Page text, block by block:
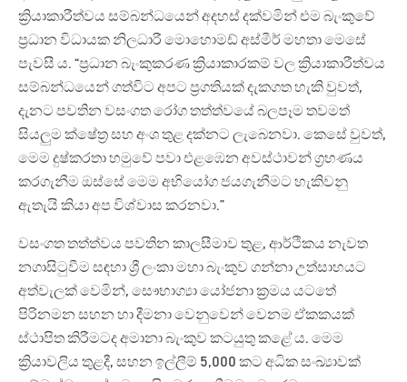
ක්‍රියාකාරීත්වය සම්බන්ධයෙන් අදහස් දක්වමින් එම බැංකුවේ
ප්‍රධාන විධායක නිලධාරී මොහොමඩ් අස්මීර් මහතා මෙසේ
පැවසී ය. “ප්‍රධාන බැංකුකරණ ක්‍රියාකාරකම් වල ක්‍රියාකාරීත්වය
සම්බන්ධයෙන් ගත්විට අපට ප්‍රගතියක් දැකගත හැකි වුවත්,
දැනට පවතින වසංගත රෝග තත්ත්වයේ බලපෑම තවමත්
සියලුම ක්ෂේත්‍ර සහ අංශ තුළ දක්නට ලැබෙනවා. කෙසේ වුවත්,
මෙම දුෂ්කරතා හමුවේ පවා එළඹෙන අවස්ථාවන් ග්‍රහණය
කරගැනීම ඔස්සේ මෙම අභියෝග ජයගැනීමට හැකිවනු
ඇතැයි කියා අප විශ්වාස කරනවා.”
වසංගත තත්ත්වය පවතින කාලසීමාව තුළ, ආර්ථිකය නැවත
නගාසිටුවීම සඳහා ශ්‍රී ලංකා මහා බැංකුව ගන්නා උත්සාහයට
අත්වැලක් වෙමින්, සෞභාග්‍යා යෝජනා ක්‍රමය යටතේ
පිරිනමන සහන හා දීමනා වෙනුවෙන් වෙනම ඒකකයක්
ස්ථාපිත කිරීමටද අමානා බැංකුව කටයුතු කළේ ය. මෙම
ක්‍රියාවලිය තුළදී, සහන ඉල්ලීම් 5,000 කට අධික සංඛ්‍යාවක්